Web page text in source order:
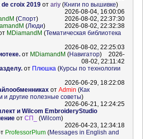
croix 2019от ariy(Книги по вышивке)
2026-08-04, 16:00:06
(Спорт)
2026-08-02, 22:37:30
(Люди)
2026-08-02, 22:32:38
MDiamandM (Тематическая библиотека
2026-08-02, 22:25:03
от MDiamandM (Навигатор)
2026-
08-02, 22:11:42
от Плюшка (Курсы по технологии
2026-06-29, 18:22:08
от Admin (Как
и другие полезные советы)
2026-06-21, 12:24:25
и Wilcom EmbroideryStudio
от СП_ (Wilcom)
2026-04-23, 12:34:18
ProfessorPlum(Messages in English and